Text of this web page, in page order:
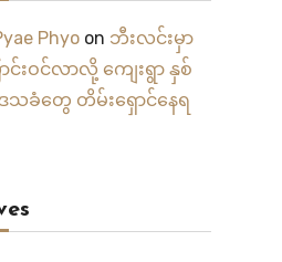
Phyoon ဘီးလင်းမှာ
င်းဝင်လာလို့ ကျေးရွာ နှစ်
သခံတွေ တိမ်းရှောင်နေရ